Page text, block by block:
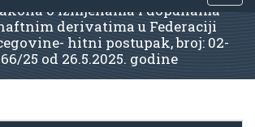
o izmjenama i dopunama
derivatima u Federaciji
hitni postupak, broj: 02-
25 od 26.5.2025. godine